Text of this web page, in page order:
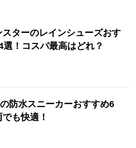
スターのレインシューズおす
選！コスパ最高はどれ？
防水スニーカーおすすめ6
も快適！